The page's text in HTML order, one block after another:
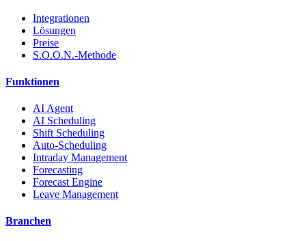
Integrationen
Lösungen
Preise
S.O.O.N.-Methode
Funktionen
AI Agent
AI Scheduling
Shift Scheduling
Auto-Scheduling
Intraday Management
Forecasting
Forecast Engine
Leave Management
Branchen